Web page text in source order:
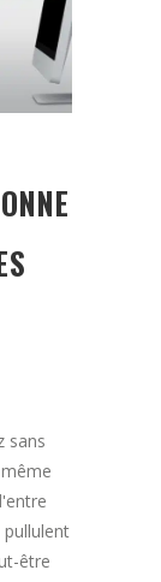
sans
pullulent
être